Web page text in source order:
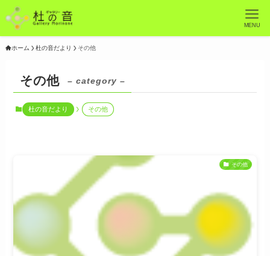
MENU
ホーム 杜の音だより その他
その他 – category –
杜の音だより その他
その他